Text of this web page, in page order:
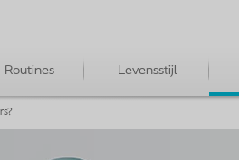
Routines Levensstijl